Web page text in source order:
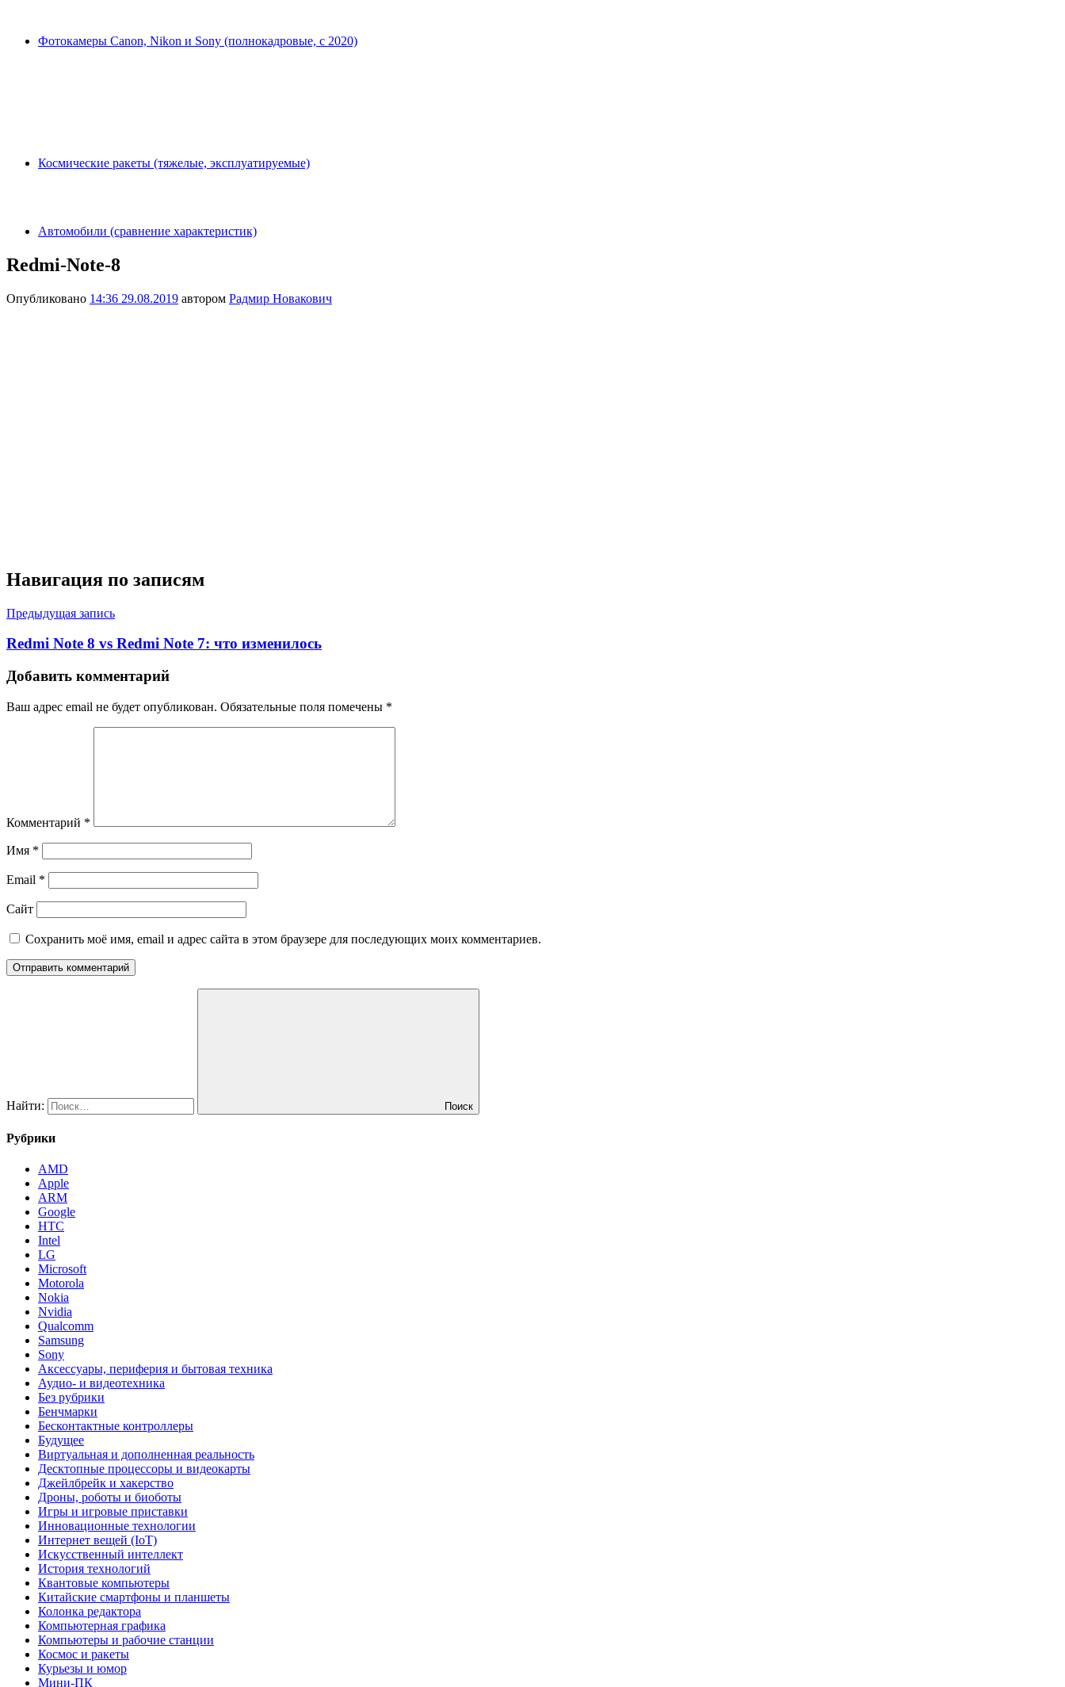
Фотокамеры Canon, Nikon и Sony (полнокадровые, с 2020)
Космические ракеты (тяжелые, эксплуатируемые)
Автомобили (сравнение характеристик)
Redmi-Note-8
Опубликовано 14:36 29.08.2019 автором Радмир Новакович
Навигация по записям
Предыдущая запись
Redmi Note 8 vs Redmi Note 7: что изменилось
Добавить комментарий
Ваш адрес email не будет опубликован. Обязательные поля помечены *
Комментарий *
Имя *
Email *
Сайт
Сохранить моё имя, email и адрес сайта в этом браузере для последующих моих комментариев.
Найти: Поиск
Рубрики
AMD
Apple
ARM
Google
HTC
Intel
LG
Microsoft
Motorola
Nokia
Nvidia
Qualcomm
Samsung
Sony
Аксессуары, периферия и бытовая техника
Аудио- и видеотехника
Без рубрики
Бенчмарки
Бесконтактные контроллеры
Будущее
Виртуальная и дополненная реальность
Десктопные процессоры и видеокарты
Джейлбрейк и хакерство
Дроны, роботы и биоботы
Игры и игровые приставки
Инновационные технологии
Интернет вещей (IoT)
Искусственный интеллект
История технологий
Квантовые компьютеры
Китайские смартфоны и планшеты
Колонка редактора
Компьютерная графика
Компьютеры и рабочие станции
Космос и ракеты
Курьезы и юмор
Мини-ПК